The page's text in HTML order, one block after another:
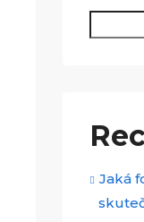
Jaká